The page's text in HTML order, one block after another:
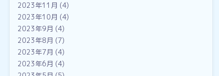
2023年11月 (4)
2023年10月 (4)
2023年9月 (4)
2023年8月 (7)
2023年7月 (4)
2023年6月 (4)